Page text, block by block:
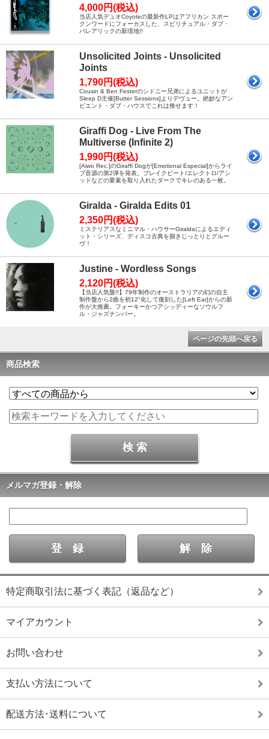
4,000円(税込)
当店人気デュオCoyoteの最新作LPはアフリカン スポー
クンワードにフォーカスした、スピリチュアル・ダブ・
バレアリックの新境地!!
Unsolicited Joints - Unsolicited
Joints
1,790円(税込)
Cousin & Ben Festerのシドニー兄弟によるユニットが
Sleep D主催[Butter Sessions]よりデヴュー。絶妙なアン
ビエント・ダブ・ハウスでこれは推せます！
Giraffi Dog - Live From The
Multiverse (Infinite 2)
1,990円(税込)
[Aiwo Rec.]のGiraffi Dogが[Emotional Especial]からライ
ブ音源の第2弾を発表。ブレイクビート/エレクトロ/アシ
ッドなどの要素を取り入れたダークでキレのある一枚。
Giralda - Giralda Edits 01
2,350円(税込)
ミステリアスなミニマル・ハウサーGiraldaによるエディ
ット・シリーズ、ディスコ古典を捌きじっとりとグルー
ヴ！
Justine - Wordless Songs
2,120円(税込)
【当店人気盤!!】79年制作のオーストラリアの幻の自主
制作盤から2曲を初12"化して復刻した[Left Ear]からの新
作が大推薦。フォーキーかつアシッディーなソウルフ
ル・ジャズナンバー。
ページの先頭へ戻る
商品検索
メルマガ登録・解除
特定商取引法に基づく表記（返品など）
マイアカウント
お問い合わせ
支払い方法について
配送方法･送料について